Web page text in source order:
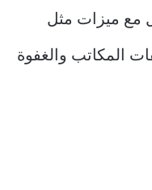
مع ميزات مثل
المكاتب والغفوة